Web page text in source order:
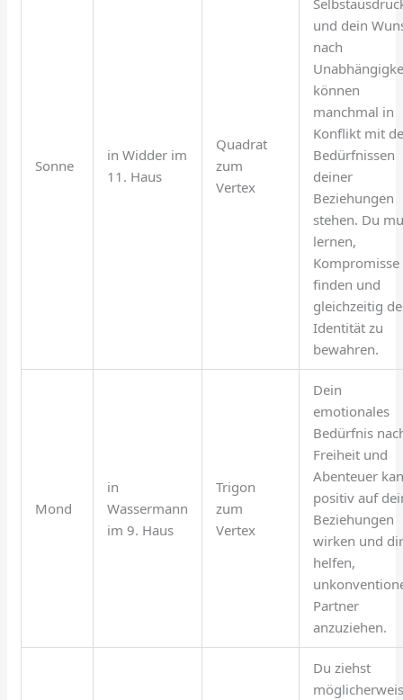
Sonne
in Widder im
11. Haus
Quadrat
zum
Vertex
und dein
nach
können
manchmal in
Konflikt mit
Bedürfnissen
deiner
Beziehungen
stehen. Du
lernen,
Kompromisse
finden und
gleichzeitig
Identität zu
bewahren.
Mond
in
Wassermann
im 9. Haus
Trigon
zum
Vertex
Dein
emotionales
Bedürfnis
Freiheit und
Abenteuer
positiv auf
Beziehungen
wirken und
helfen,
Partner
anzuziehen.
Du ziehst